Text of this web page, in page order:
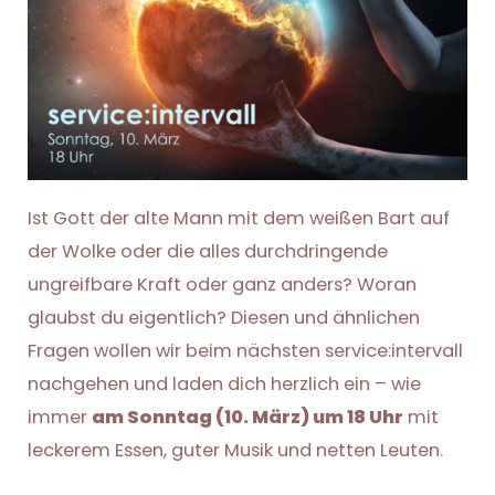
Ist Gott der alte Mann mit dem weißen Bart auf
der Wolke oder die alles durchdringende
ungreifbare Kraft oder ganz anders? Woran
glaubst du eigentlich? Diesen und ähnlichen
Fragen wollen wir beim nächsten service:intervall
nachgehen und laden dich herzlich ein – wie
immer am Sonntag (10. März) um 18 Uhr mit
leckerem Essen, guter Musik und netten Leuten.